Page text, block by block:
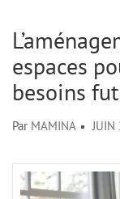
espaces
besoins
Par MAMINA JUIN